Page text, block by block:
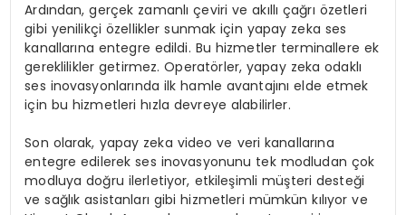
Ardından, gerçek zamanlı çeviri ve akıllı çağrı özetleri
gibi yenilikçi özellikler sunmak için yapay zeka ses
kanallarına entegre edildi. Bu hizmetler terminallere ek
gereklilikler getirmez. Operatörler, yapay zeka odaklı
ses inovasyonlarında ilk hamle avantajını elde etmek
için bu hizmetleri hızla devreye alabilirler.
Son olarak, yapay zeka video ve veri kanallarına
entegre edilerek ses inovasyonunu tek modludan çok
modluya doğru ilerletiyor, etkileşimli müşteri desteği
ve sağlık asistanları gibi hizmetleri mümkün kılıyor ve